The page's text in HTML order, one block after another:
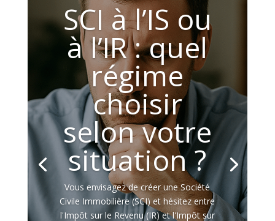
SCI à l’IS ou
à l’IR : quel
régime
choisir
selon votre
situation ?
Vous envisagez de créer une Société
Civile Immobilière (SCI) et hésitez entre
l'Impôt sur le Revenu (IR) et l'Impôt sur